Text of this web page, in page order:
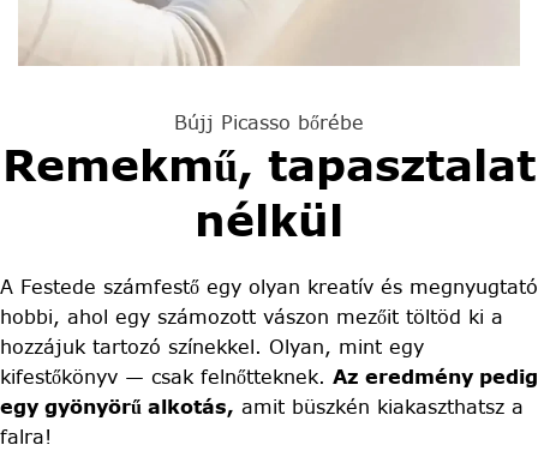
Bújj Picasso bőrébe
Remekmű, tapasztalat
nélkül
A Festede számfestő egy olyan kreatív és megnyugtató
hobbi, ahol egy számozott vászon mezőit töltöd ki a
hozzájuk tartozó színekkel. Olyan, mint egy
kifestőkönyv — csak felnőtteknek. Az eredmény pedig
egy gyönyörű alkotás, amit büszkén kiakaszthatsz a
falra!